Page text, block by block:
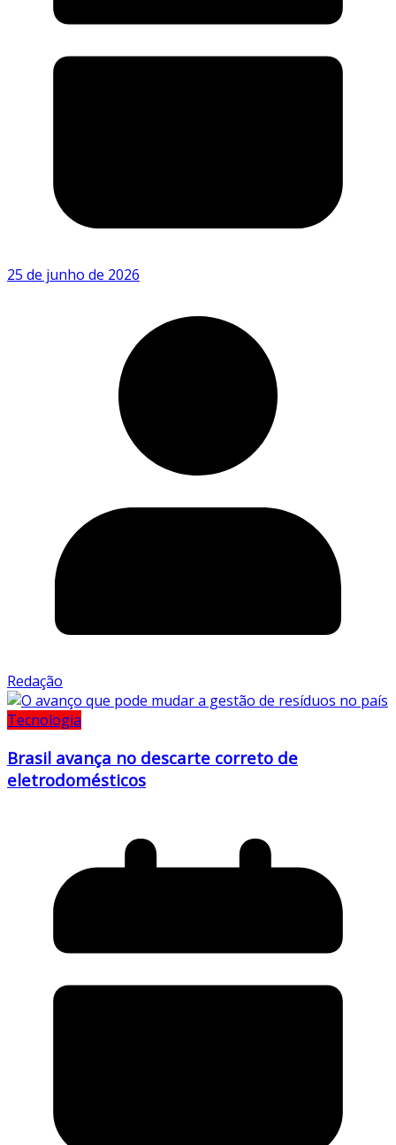
25 de junho de 2026
Redação
Tecnologia
Brasil avança no descarte correto de
eletrodomésticos